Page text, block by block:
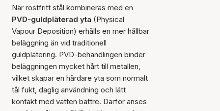
När rostfritt stål kombineras med en
PVD-guldpläterad yta (Physical
Vapour Deposition) erhålls en mer hållbar
beläggning än vid traditionell
guldplätering. PVD-behandlingen binder
beläggningen mycket hårt till metallen,
vilket skapar en hårdare yta som normalt
tål fukt, daglig användning och lätt
kontakt med vatten bättre. Därför anses